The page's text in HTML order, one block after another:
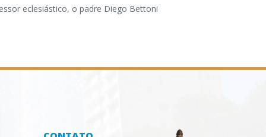
eclesiástico, o padre Diego Bettoni